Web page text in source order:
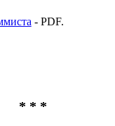
- PDF.
* * *